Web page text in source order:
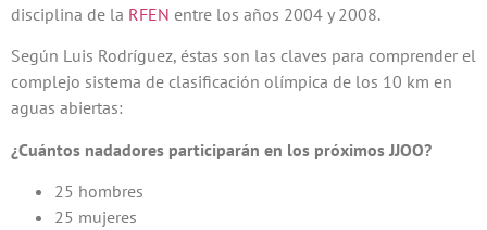
disciplina de la RFEN entre los años 2004 y 2008.
Según Luis Rodríguez, éstas son las claves para comprender el
complejo sistema de clasificación olímpica de los 10 km en
aguas abiertas:
¿Cuántos nadadores participarán en los próximos JJOO?
25 hombres
25 mujeres